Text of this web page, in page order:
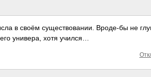
в своём суще­ство­вании. Врод­е-бы не
унив­ера, хотя учился…